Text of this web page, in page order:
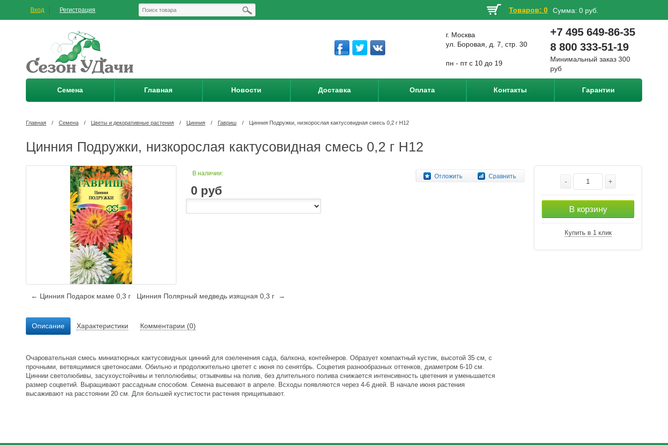
Вход Регистрация Товаров: 0 Сумма: 0 руб.
г. Москва
ул. Боровая, д. 7, стр. 30
пн - пт с 10 до 19
+7 495 649-86-35
8 800 333-51-19
Минимальный заказ 300
руб
Семена Главная Новости Доставка Оплата Контакты Гарантии
Главная / Семена / Цветы и декоративные растения / Цинния / Гавриш / Цинния Подружки, низкорослая кактусовидная смесь 0,2 г Н12
Цинния Подружки, низкорослая кактусовидная смесь 0,2 г Н12
Отложить Сравнить
В наличии:
0 руб
- +
В корзину
Купить в 1 клик
← Цинния Подарок маме 0,3 г Цинния Полярный медведь изящная 0,3 г →
Описание Характеристики Комментарии (0)
Очаровательная смесь миниатюрных кактусовидных цинний для озеленения сада, балкона, контейнеров. Образует компактный кустик, высотой 35 см, с
прочными, ветвящимися цветоносами. Обильно и продолжительно цветет с июня по сенятбрь. Соцветия разнообразных оттенков, диаметром 6-10 см.
Циннии светолюбивы, засухоустойчивы и теплолюбивы; отзывчивы на полив, без длительного полива снижается интенсивность цветения и уменьшается
размер соцветий. Выращивают рассадным способом. Семена высевают в апреле. Всходы появляются через 4-6 дней. В начале июня растения
высаживают на расстоянии 20 см. Для большей кустистости растения прищипывают.